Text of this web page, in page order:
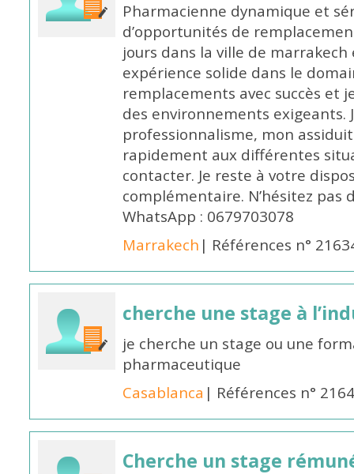
Pharmacienne dynamique et
d’opportunités de
jours dans la ville de marrakech
expérience solide dans le
remplacements avec succès et
des environnements exigeants.
professionnalisme, mon
rapidement aux différentes
contacter. Je reste à votre
complémentaire. N’hésitez
WhatsApp : 0679703078
Marrakech | Références n°
cherche une stage à
je cherche un stage ou une
pharmaceutique
Casablanca | Références n°
Cherche un stage